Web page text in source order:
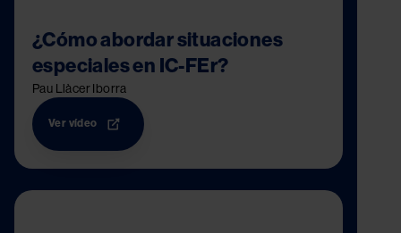
¿Cómo abordar situaciones
especiales en IC-FEr?
Pau Llàcer Iborra
Ver vídeo
Image